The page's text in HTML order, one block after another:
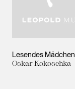
Lesendes Mädchen
Oskar Kokoschka